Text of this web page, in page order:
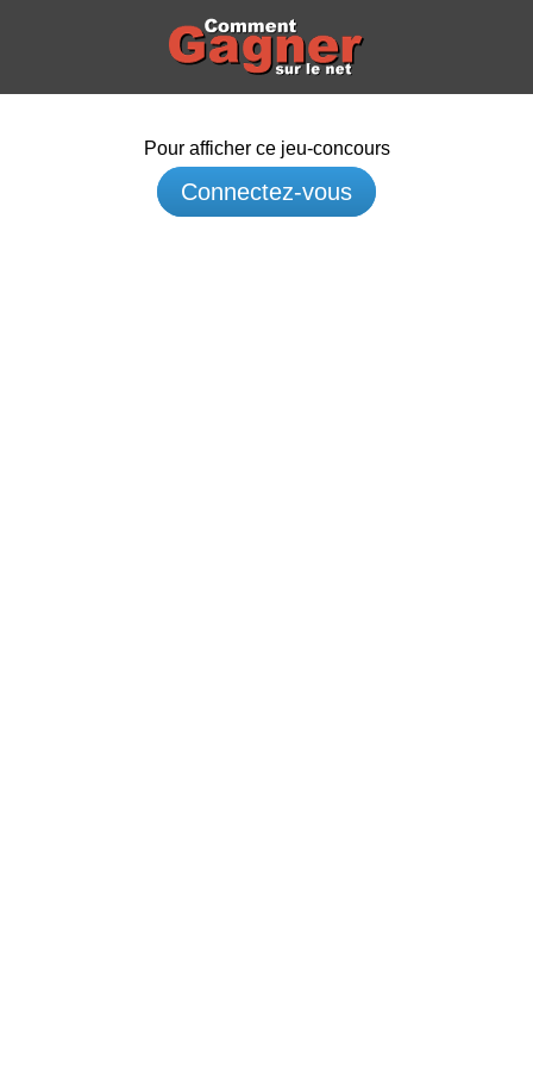
Pour afficher ce jeu-concours
Connectez-vous